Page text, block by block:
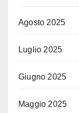
Agosto 2025
Luglio 2025
Giugno 2025
Maggio 2025